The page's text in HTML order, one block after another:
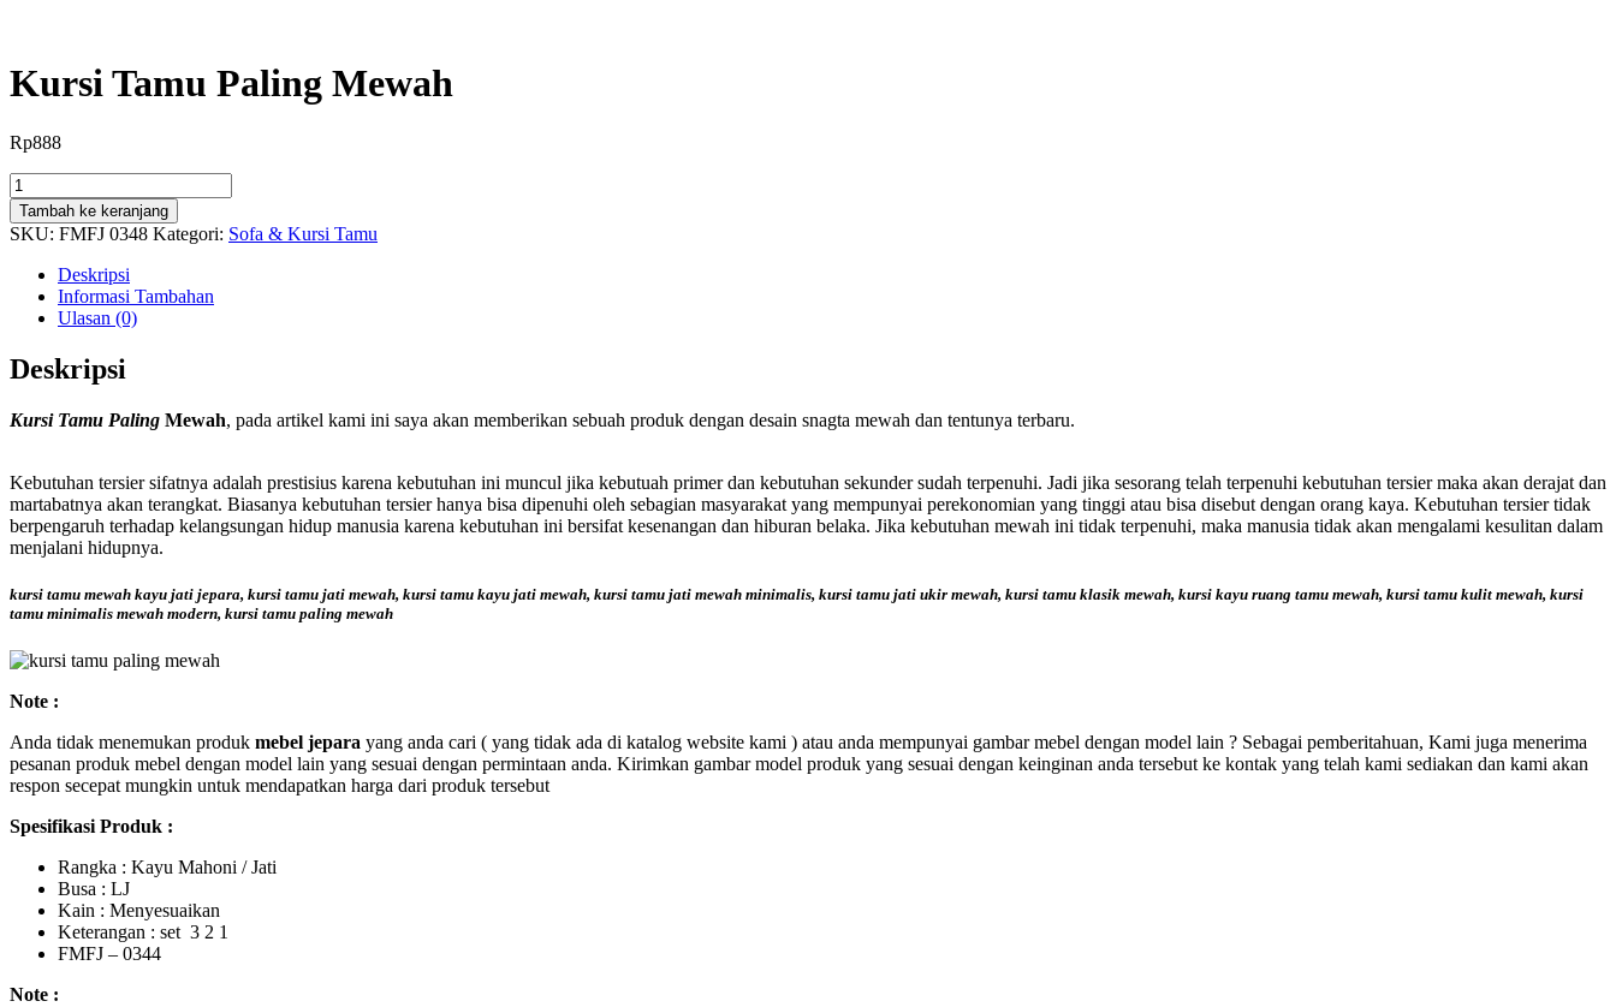
Kursi Tamu Paling Mewah
Rp888
Kuantitas
Kursi
Tamu
Paling
Mewah
Tambah ke keranjang
SKU: FMFJ 0348 Kategori: Sofa & Kursi Tamu
Deskripsi
Informasi Tambahan
Ulasan (0)
Deskripsi
Kursi Tamu Paling Mewah, pada artikel kami ini saya akan memberikan sebuah produk dengan desain snagta mewah dan tentunya terbaru.
Kebutuhan tersier sifatnya adalah prestisius karena kebutuhan ini muncul jika kebutuah primer dan kebutuhan sekunder sudah terpenuhi. Jadi jika sesorang telah terpenuhi kebutuhan tersier maka akan derajat dan
martabatnya akan terangkat. Biasanya kebutuhan tersier hanya bisa dipenuhi oleh sebagian masyarakat yang mempunyai perekonomian yang tinggi atau bisa disebut dengan orang kaya. Kebutuhan tersier tidak
berpengaruh terhadap kelangsungan hidup manusia karena kebutuhan ini bersifat kesenangan dan hiburan belaka. Jika kebutuhan mewah ini tidak terpenuhi, maka manusia tidak akan mengalami kesulitan dalam
menjalani hidupnya.
kursi tamu mewah kayu jati jepara, kursi tamu jati mewah, kursi tamu kayu jati mewah, kursi tamu jati mewah minimalis, kursi tamu jati ukir mewah, kursi tamu klasik mewah, kursi kayu ruang tamu mewah, kursi tamu kulit mewah, kursi
tamu minimalis mewah modern, kursi tamu paling mewah
Note :
Anda tidak menemukan produk mebel jepara yang anda cari ( yang tidak ada di katalog website kami ) atau anda mempunyai gambar mebel dengan model lain ? Sebagai pemberitahuan, Kami juga menerima
pesanan produk mebel dengan model lain yang sesuai dengan permintaan anda. Kirimkan gambar model produk yang sesuai dengan keinginan anda tersebut ke kontak yang telah kami sediakan dan kami akan
respon secepat mungkin untuk mendapatkan harga dari produk tersebut
Spesifikasi Produk :
Rangka : Kayu Mahoni / Jati
Busa : LJ
Kain : Menyesuaikan
Keterangan : set 3 2 1
FMFJ – 0344
Note :